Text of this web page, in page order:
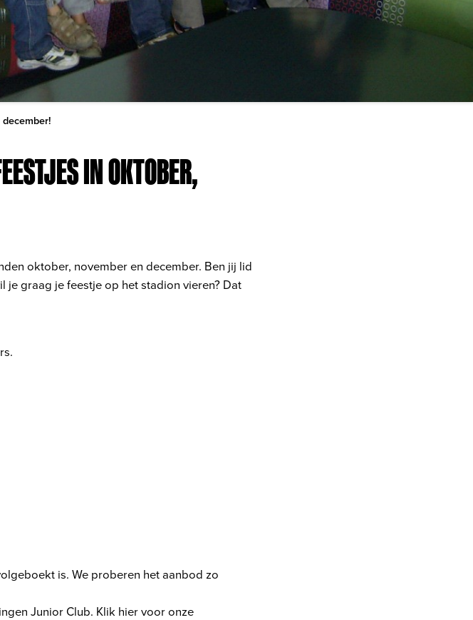
IN OKTOBER,
oktober, november en december. Ben jij lid
je graag je feestje op het stadion vieren? Dat
is. We proberen het aanbod zo
Junior Club. Klik hier voor onze